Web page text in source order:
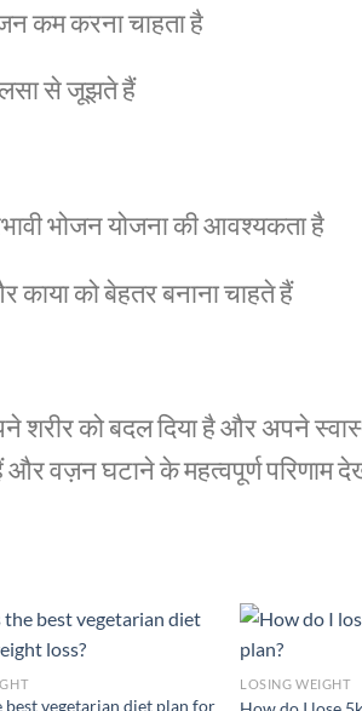
कम करना चाहता है
से जूझते हैं
भोजन योजना की आवश्यकता है
को बेहतर बनाना चाहते हैं
शरीर को बदल दिया है और अपने
वज़न घटाने के महत्वपूर्ण परिणाम
best vegetarian diet plan for
LOSING WEIGHT